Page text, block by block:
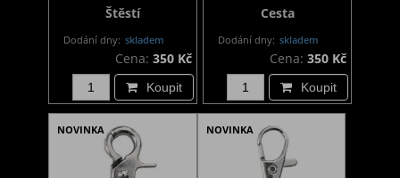
Štěstí
Dodání dny: skladem
Cena: 350 Kč
Koupit
Cesta
Dodání dny: skladem
Cena: 350 Kč
Koupit
NOVINKA NOVINKA